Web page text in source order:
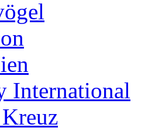
International